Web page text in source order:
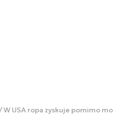
W USA ropa zyskuje pomimo